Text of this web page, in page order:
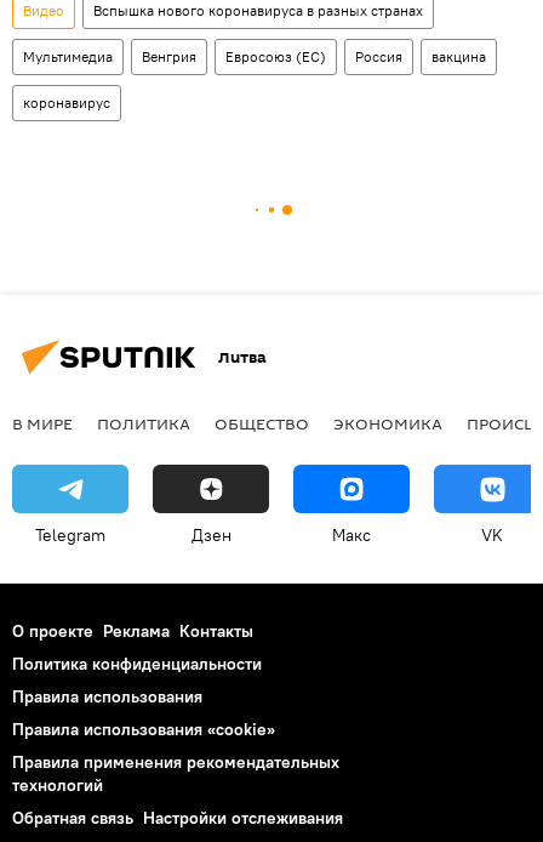
Видео Вспышка нового коронавируса в разных странах
Мультимедиа Венгрия Евросоюз (ЕС) Россия вакцина
коронавирус
Литва
В МИРЕ ПОЛИТИКА ОБЩЕСТВО ЭКОНОМИКА
Telegram Дзен Макс VK
О проекте Реклама Контакты
Политика конфиденциальности
Правила использования
Правила использования «cookie»
Правила применения рекомендательных
технологий
Обратная связь Настройки отслеживания